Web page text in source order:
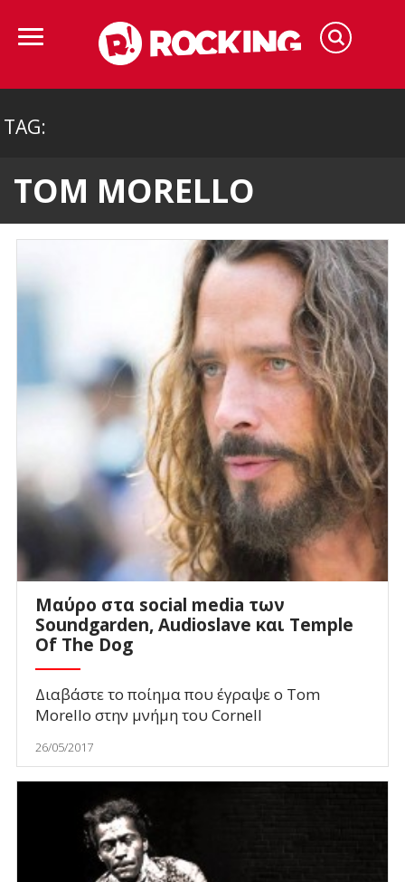
TAG:
TOM MORELLO
Μαύρο στα social media των
Soundgarden, Audioslave και Temple
Of The Dog
Διαβάστε το ποίημα που έγραψε ο Tom
Morello στην μνήμη του Cornell
26/05/2017